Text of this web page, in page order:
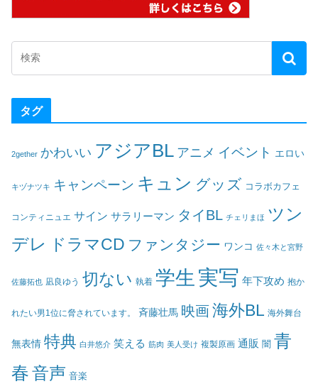
タグ
2gether かわいい アジアBL アニメ イベント エロい
キヅナツキ キャンペーン キュン グッズ コラボカフェ
コンティニュエ サイン サラリーマン タイBL チェリまほ ツン
デレ
ドラマCD ファンタジー ワンコ 佐々木と宮野
佐藤拓也 凪良ゆう 切ない 執着 学生 実写 年下攻め 抱か
れたい男1位に脅されています。 斉藤壮馬 映画海外BL 海外舞台
無表情 特典 白井悠介 笑える 筋肉 美人受け 複製原画 通販 闇 青
春音声 音楽